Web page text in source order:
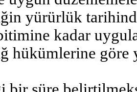
yürürlük
kadar
hükümlerine göre